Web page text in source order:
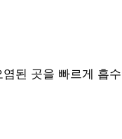
된 곳을 빠르게 흡수